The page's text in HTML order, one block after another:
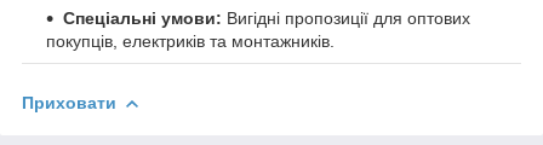
Спеціальні умови: Вигідні пропозиції для оптових
покупців, електриків та монтажників.
Приховати